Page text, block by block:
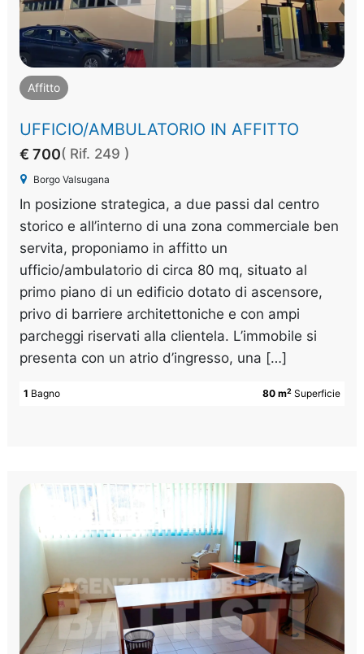
Affitto
UFFICIO/AMBULATORIO IN AFFITTO
€ 700( Rif. 249 )
Borgo Valsugana
In posizione strategica, a due passi dal centro
storico e all’interno di una zona commerciale ben
servita, proponiamo in affitto un
ufficio/ambulatorio di circa 80 mq, situato al
primo piano di un edificio dotato di ascensore,
privo di barriere architettoniche e con ampi
parcheggi riservati alla clientela. L’immobile si
presenta con un atrio d’ingresso, una […]
80 m2 Superficie
1 Bagno